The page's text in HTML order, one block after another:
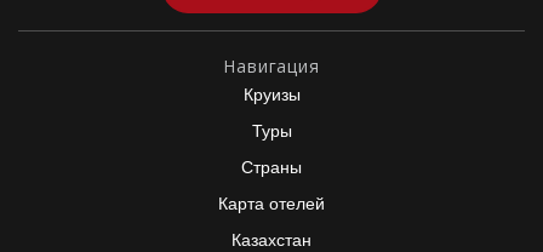
Навигация
Круизы
Туры
Страны
Карта отелей
Казахстан